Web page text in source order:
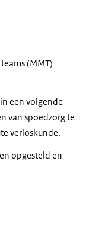
(MMT)
een volgende
van spoedzorg te
verloskunde.
opgesteld en